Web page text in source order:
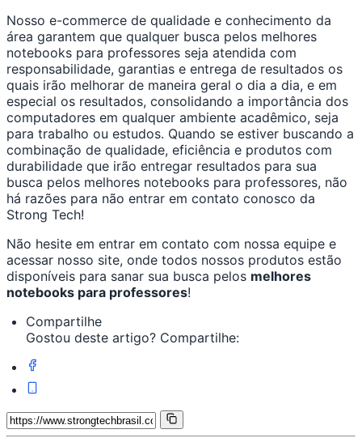
Nosso e-commerce de qualidade e conhecimento da
área garantem que qualquer busca pelos melhores
notebooks para professores seja atendida com
responsabilidade, garantias e entrega de resultados os
quais irão melhorar de maneira geral o dia a dia, e em
especial os resultados, consolidando a importância dos
computadores em qualquer ambiente acadêmico, seja
para trabalho ou estudos. Quando se estiver buscando a
combinação de qualidade, eficiência e produtos com
durabilidade que irão entregar resultados para sua
busca pelos melhores notebooks para professores, não
há razões para não entrar em contato conosco da
Strong Tech!
Não hesite em entrar em contato com nossa equipe e
acessar nosso site, onde todos nossos produtos estão
disponíveis para sanar sua busca pelos melhores
notebooks para professores!
Compartilhe
Gostou deste artigo? Compartilhe: